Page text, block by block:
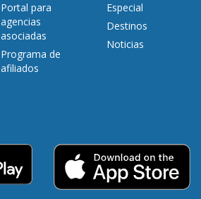
Portal para
agencias
asociadas
Programa de
afiliados
Especial
Destinos
Noticias